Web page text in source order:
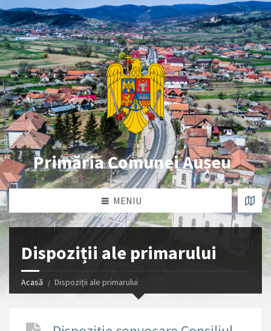
Primăria Comunei Aușeu
MENIU
Dispoziții ale primarului
Acasă Dispoziții ale primarului